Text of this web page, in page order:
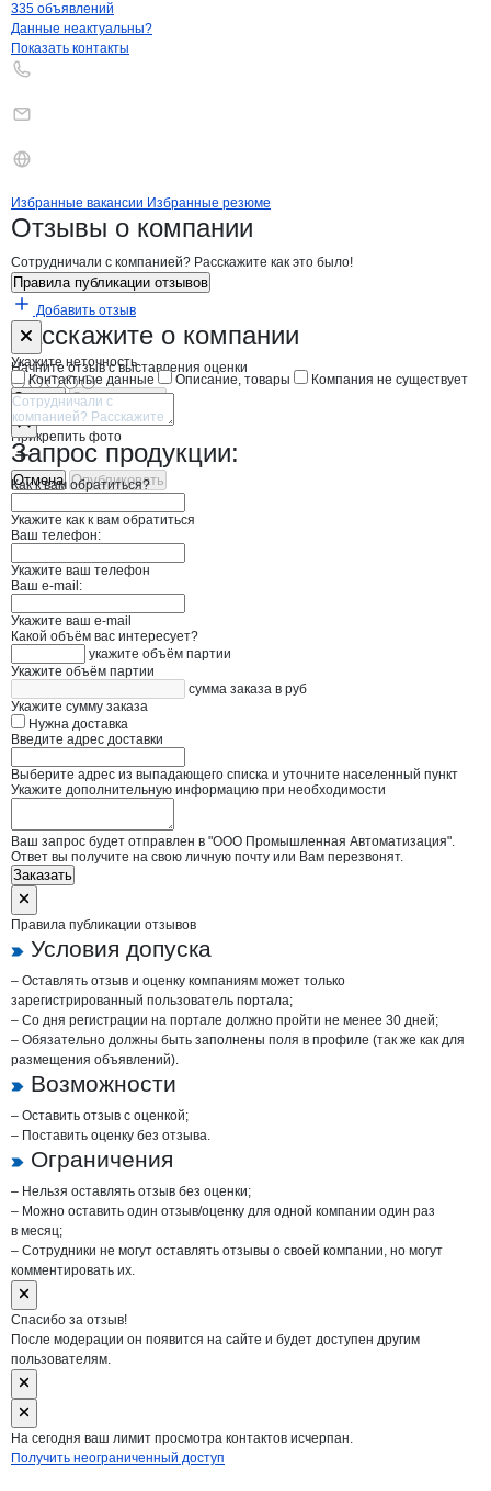
335 объявлений
Контактыкомпании
+7(800)000-00-..
Данные неактуальны?
Показать контакты
Брендыкомпани Промышленная
Вакансии вПромышленная
Избранные вакансии Избранные резюме
Новости oПромышленная
Отзывы о компании
Сотрудничали с компанией? Расскажите как это было!
Правила публикации отзывов
Добавить отзыв
Расскажите о компании
Начните отзыв с выставления оценки
Прикрепить фото
Отмена Опубликовать
Форма обратной связи о неточностях
Укажите неточность
Контактные данные
Описание, товары Компания не существует
Отмена Опубликовать
Запрос продукции:
Как к вам обратиться?
Укажите как к вам обратиться
Ваш телефон:
Укажите ваш телефон
Ваш e-mail:
Укажите ваш e-mail
Какой объём вас интересует?
укажите объём партии
Укажите объём партии
сумма заказа в руб
Укажите сумму заказа
Нужна доставка
Введите адрес доставки
Выберите адрес из выпадающего списка и уточните населенный пункт
Укажите дополнительную информацию при необходимости
Ваш запрос будет отправлен в "ООО Промышленная Автоматизация".
Ответ вы получите на свою личную почту или Вам перезвонят.
Заказать
Правила публикации отзывов
Условия допуска
– Оставлять отзыв и оценку компаниям может только
зарегистрированный пользователь портала;
– Со дня регистрации на портале должно пройти не менее 30 дней;
– Обязательно должны быть заполнены поля в профиле (так же как для
размещения объявлений).
Возможности
– Оставить отзыв с оценкой;
– Поставить оценку без отзыва.
Ограничения
– Нельзя оставлять отзыв без оценки;
– Можно оставить один отзыв/оценку для одной компании один раз
в месяц;
– Сотрудники не могут оставлять отзывы о своей компании, но могут
комментировать их.
Спасибо за отзыв!
После модерации он появится на сайте и будет доступен другим
пользователям.
На сегодня ваш лимит просмотра контактов исчерпан.
Получить неограниченный доступ